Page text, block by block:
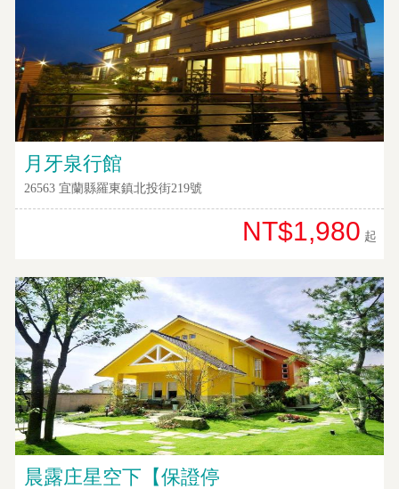
月牙泉行館
26563 宜蘭縣羅東鎮北投街219號
NT$1,980 起
晨露庄星空下【保證停